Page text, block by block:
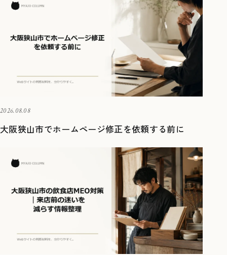
2026.08.08
大阪狭山市でホームページ修正を依頼する前に